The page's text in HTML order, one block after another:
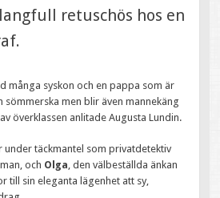
retuschös hos en
många syskon och en pappa som är
men blir även mannekäng
överklassen anlitade Augusta Lundin.
under täckmantel som privatdetektiv
och Olga, den välbeställda änkan
till sin eleganta lägenhet att sy,